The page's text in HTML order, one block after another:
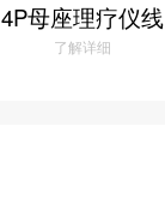
4P母座理疗仪线
了解详细